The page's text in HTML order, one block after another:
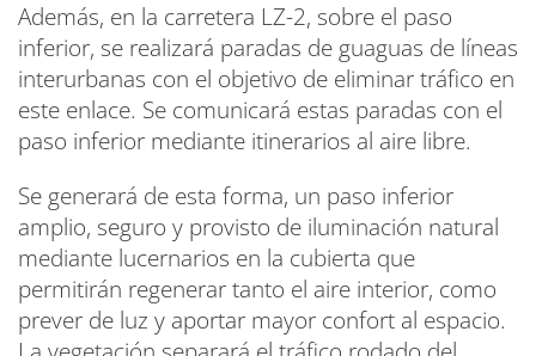
Además, en la carretera LZ-2, sobre el paso
inferior, se realizará paradas de guaguas de líneas
interurbanas con el objetivo de eliminar tráfico en
este enlace. Se comunicará estas paradas con el
paso inferior mediante itinerarios al aire libre.
Se generará de esta forma, un paso inferior
amplio, seguro y provisto de iluminación natural
mediante lucernarios en la cubierta que
permitirán regenerar tanto el aire interior, como
prever de luz y aportar mayor confort al espacio.